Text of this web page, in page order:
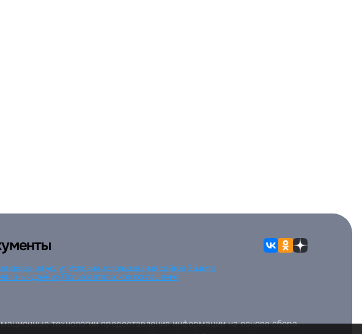
оказания услуг Условия использования сайтов Защита
данных Пользовательское соглашение
технологии предоставления информации на основе сбора,